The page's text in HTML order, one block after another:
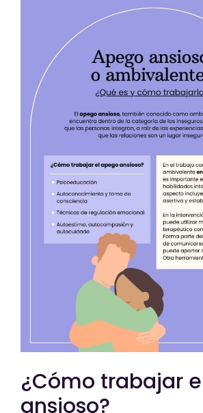
¿Cómo trabajar
ansioso?